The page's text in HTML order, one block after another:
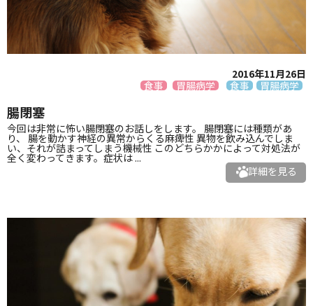
2016年11月26日
食事
胃腸病学 食事 胃腸病学
腸閉塞
今回は非常に怖い腸閉塞のお話しをします。 腸閉塞には種類があ
り、 腸を動かす神経の異常からくる麻痺性 異物を飲み込んでしま
い、それが詰まってしまう機械性 このどちらかかによって対処法が
全く変わってきます。症状は ...
詳細を見る